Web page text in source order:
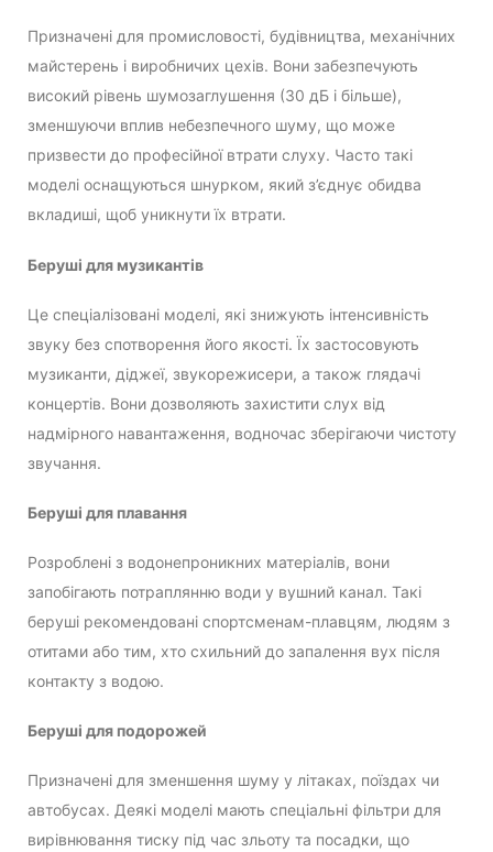
Призначені для промисловості, будівництва, механічних
майстерень і виробничих цехів. Вони забезпечують
високий рівень шумозаглушення (30 дБ і більше),
зменшуючи вплив небезпечного шуму, що може
призвести до професійної втрати слуху. Часто такі
моделі оснащуються шнурком, який з’єднує обидва
вкладиші, щоб уникнути їх втрати.
Беруші для музикантів
Це спеціалізовані моделі, які знижують інтенсивність
звуку без спотворення його якості. Їх застосовують
музиканти, діджеї, звукорежисери, а також глядачі
концертів. Вони дозволяють захистити слух від
надмірного навантаження, водночас зберігаючи чистоту
звучання.
Беруші для плавання
Розроблені з водонепроникних матеріалів, вони
запобігають потраплянню води у вушний канал. Такі
беруші рекомендовані спортсменам-плавцям, людям з
отитами або тим, хто схильний до запалення вух після
контакту з водою.
Беруші для подорожей
Призначені для зменшення шуму у літаках, поїздах чи
автобусах. Деякі моделі мають спеціальні фільтри для
вирівнювання тиску під час зльоту та посадки, що